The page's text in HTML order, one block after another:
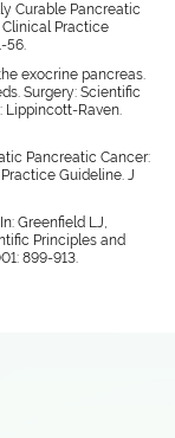
Curable Pancreatic
Practice
56.
exocrine pancreas.
Surgery: Scientific
Lippincott-Raven.
Pancreatic Cancer:
Guideline. J
Greenfield LJ,
Principles and
899-913.